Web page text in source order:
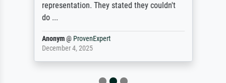
representation. They stated they couldn't
do ...
Anonym@ ProvenExpert
December 4, 2025